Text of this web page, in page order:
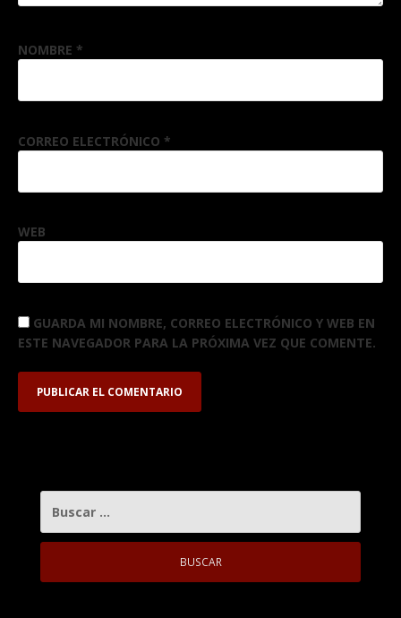
NOMBRE *
CORREO ELECTRÓNICO *
WEB
GUARDA MI NOMBRE, CORREO ELECTRÓNICO Y WEB EN
ESTE NAVEGADOR PARA LA PRÓXIMA VEZ QUE COMENTE.